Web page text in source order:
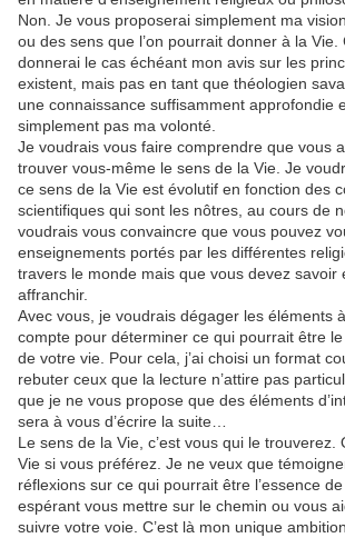
Non. Je vous proposerai simplement ma
ou des sens que l’on pourrait donner à la Vie.
donnerai le cas échéant mon avis sur les
existent, mais pas en tant que théologien
une connaissance suffisamment approfondie
simplement pas ma volonté.
Je voudrais vous faire comprendre que vous
trouver vous-même le sens de la Vie. Je
ce sens de la Vie est évolutif en fonction des
scientifiques qui sont les nôtres, au cours de
voudrais vous convaincre que vous pouvez
enseignements portés par les différentes
travers le monde mais que vous devez savoir
affranchir.
Avec vous, je voudrais dégager les éléments
compte pour déterminer ce qui pourrait être le
de votre vie. Pour cela, j’ai choisi un format
rebuter ceux que la lecture n’attire pas
que je ne vous propose que des éléments
sera à vous d’écrire la suite…
Le sens de la Vie, c’est vous qui le trouverez.
Vie si vous préférez. Je ne veux que
réflexions sur ce qui pourrait être l’essence
espérant vous mettre sur le chemin ou vous
suivre votre voie. C’est là mon unique ambition.